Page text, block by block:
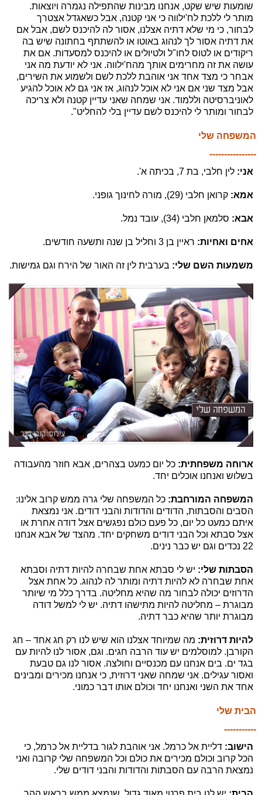
שומעות שיש שקט, אנחנו מבינות שהתפילה נגמרה ויוצאות.
מותר לי ללכת לח'ילווה כי אני קטנה, אבל כשאגדל אצטרך
לבחור, כי מי שלא דתיה אצלנו, אסור לה להיכנס לשם, אבל אם
את דתיה אסור לך לנהוג באוטו או להשתתף בחתונה שיש בה
ריקודים או לטוס לחו"ל ולטיולים או להיכנס למסעדות. אם את
עושה את זה מחרימים אותך מהח'ילווה. אני לא יודעת מה אני
אבחר כי מצד אחד אני אוהבת ללכת לשם ולשמוע את השירים,
אבל מצד שני אם אני לא אוכל לנהוג, אז אני גם לא אוכל להגיע
לאוניברסיטה וללמוד. אני שמחה שאני עדיין קטנה ולא צריכה
לבחור ומותר לי להיכנס לשם עדיין בלי להחליט".
המשפחה שלי
----------------
אני: לין חלבי, בת 7, בכיתה א'.
אמא: קרואן חלבי (29), מורה לחינוך גופני.
אבא: סלמאן חלבי (34), עובד נמל.
אחים ואחיות: ראיין בן 3 וחליל בן שנה ותשעה חודשים.
משמעות השם שלי: בערבית לין זה האור של הירח וגם גמישות.
ארוחה משפחתית: כל יום כמעט בצהרים, אבא חוזר מהעבודה
בשלוש ואנחנו אוכלים יחד.
המשפחה המורחבת: כל המשפחה שלי גרה ממש קרוב אלינו:
הסבים והסבתות, הדודים והדודות והבני דודים. אני נמצאת
איתם כמעט כל יום, כל פעם כולם נפגשים אצל דודה אחרת או
אצל סבתא וכל הבני דודים משחקים יחד. מהצד של אבא אנחנו
22 נכדים וגם יש כבר נינים.
הסבתות שלי: יש לי סבתא אחת שבחרה להיות דתיה וסבתא
אחת שבחרה לא להיות דתיה ומותר לה לנהוג. כל אחת אצל
הדרוזים יכולה לבחור מה שהיא מחליטה. בדרך כלל מי שיותר
מבוגרת – מחליטה להיות מתישהו דתיה. יש לי למשל דודה
מבוגרת יותר שהיא כבר דתיה.
להיות דרוזית: מה שמיוחד אצלנו הוא שיש לנו רק חג אחד – חג
הקורבן. למוסלמים יש עוד הרבה חגים. וגם, אסור לנו להיות עם
בגד ים. בים אנחנו עם מכנסיים וחולצה. אסור לנו גם טבעת
ואסור עגילים. אני שמחה שאני דרוזית, כי אנחנו מכירים ומבינים
אחד את השני ואנחנו יחד וכולם אותו דבר כמוני.
הבית שלי
-----------
הישוב: דליית אל כרמל. אני אוהבת לגור בדליית אל כרמל, כי
הכל קרוב וכולם מכירים את כולם וכל המשפחה שלי קרובה ואני
נמצאת הרבה עם הסבתות והדודות והבני דודים שלי.